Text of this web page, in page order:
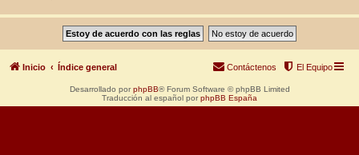
Inicio Índice general El Equipo
Contáctenos
Desarrollado por phpBB® Forum Software © phpBB Limited
Traducción al español por phpBB España